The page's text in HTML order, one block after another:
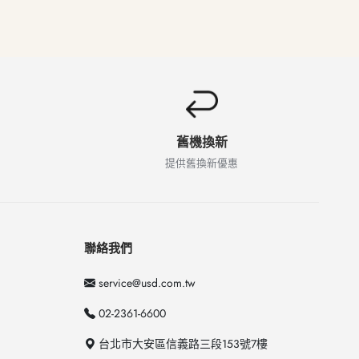
舊機換新
提供舊換新優惠
聯絡我們
service@usd.com.tw
02-2361-6600
台北市大安區信義路三段153號7樓